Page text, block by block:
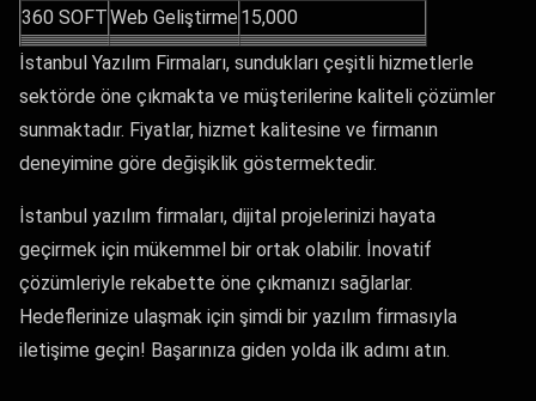
360 SOFTWeb Geliştirme 15,000
İstanbul Yazılım Firmaları, sundukları çeşitli hizmetlerle
sektörde öne çıkmakta ve müşterilerine kaliteli çözümler
sunmaktadır. Fiyatlar, hizmet kalitesine ve firmanın
deneyimine göre değişiklik göstermektedir.
İstanbul yazılım firmaları, dijital projelerinizi hayata
geçirmek için mükemmel bir ortak olabilir. İnovatif
çözümleriyle rekabette öne çıkmanızı sağlarlar.
Hedeflerinize ulaşmak için şimdi bir yazılım firmasıyla
iletişime geçin! Başarınıza giden yolda ilk adımı atın.